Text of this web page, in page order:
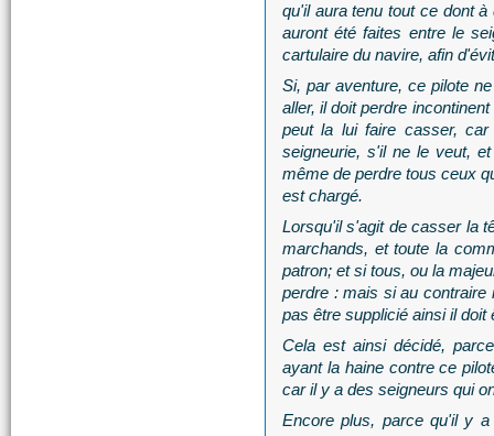
qu'il aura tenu tout ce dont
auront été faites entre le
cartulaire du navire, afin
Si, par aventure, ce pilote
aller, il doit perdre
peut la lui faire casser,
seigneurie, s'il ne le veut,
même de perdre tous ceux
est chargé.
Lorsqu'il s'agit de casser la
marchands, et toute la
patron; et si tous, ou la
perdre : mais si au contraire
pas être supplicié ainsi il doit
Cela est ainsi décidé,
ayant la haine contre ce
car il y a des seigneurs qui
Encore plus, parce qu'il y